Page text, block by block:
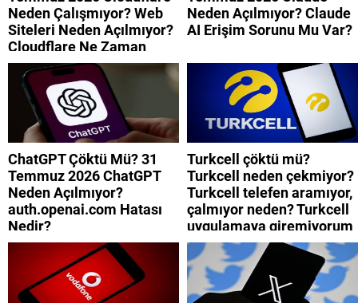
Neden Çalışmıyor? Web
Siteleri Neden Açılmıyor?
Cloudflare Ne Zaman
Düzelecek?
Neden Açılmıyor? Claude
AI Erişim Sorunu Mu Var?
ChatGPT Çöktü Mü? 31
Temmuz 2026 ChatGPT
Neden Açılmıyor?
auth.openai.com Hatası
Nedir?
Turkcell çöktü mü?
Turkcell neden çekmiyor?
Turkcell telefen aramıyor,
çalmıyor neden? Turkcell
uygulamaya giremiyorum
neden? Turkcell internet
neden yavaş?